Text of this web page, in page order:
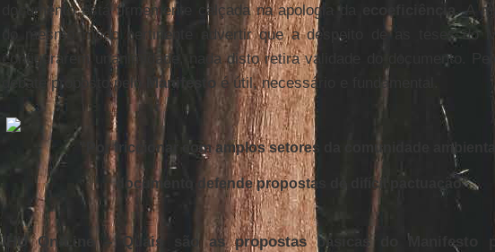
documento está firmemente calçada na apologia da
ecoeficiência . A
do mesmo modo pertinente advertir que a despeito de as teses do
configurarem unanimidade, nada disto retira validade do documento.
debate proposto pelo
Manifestoé útil, necessário e fundamental.
"Por friccionar com amplos setores da comunidade
documento defende propostas de difícil pactuação"
IHU On-Line – Quais são as propostas básicas do Manifesto